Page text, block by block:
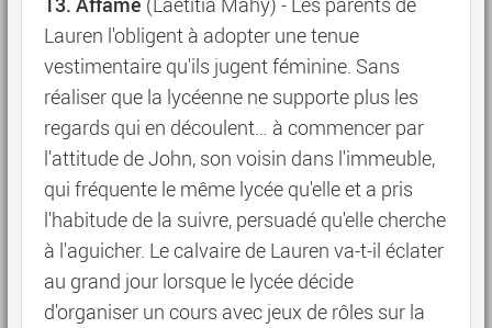
13. Affamé (Laetitia Mahy) - Les parents de
Lauren l'obligent à adopter une tenue
vestimentaire qu'ils jugent féminine. Sans
réaliser que la lycéenne ne supporte plus les
regards qui en découlent… à commencer par
l'attitude de John, son voisin dans l'immeuble,
qui fréquente le même lycée qu'elle et a pris
l'habitude de la suivre, persuadé qu'elle cherche
à l'aguicher. Le calvaire de Lauren va-t-il éclater
au grand jour lorsque le lycée décide
d'organiser un cours avec jeux de rôles sur la